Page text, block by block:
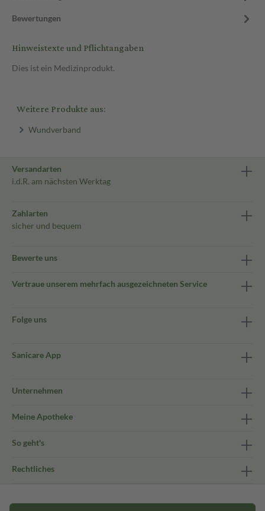
Bewertungen
Hinweistexte und Pflichtangaben
Dies ist ein Medizinprodukt.
Weitere Produkte aus:
Wundverband
Versandarten
i.d.R. am nächsten Werktag
Zahlarten
sicher und bequem
Bewerte uns
Vertraue unserem mehrfach ausgezeichneten Service
Folge uns
Sanicare App
Unternehmen
Meine Apotheke
So geht's
Rechtliches